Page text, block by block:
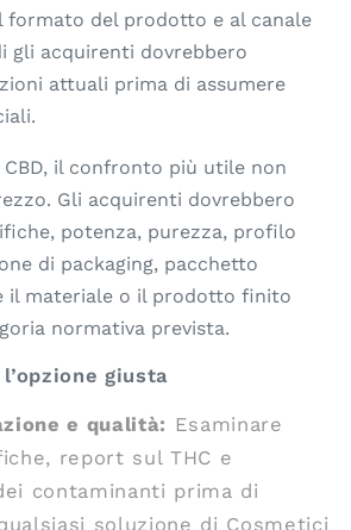
formato del prodotto e al canale
gli acquirenti dovrebbero
attuali prima di assumere
CBD, il confronto più utile non
Gli acquirenti dovrebbero
potenza, purezza, profilo
di packaging, pacchetto
il materiale o il prodotto finito
normativa prevista.
giusta
e qualità: Esaminare
report sul THC e
contaminanti prima di
soluzione di Cosmetici